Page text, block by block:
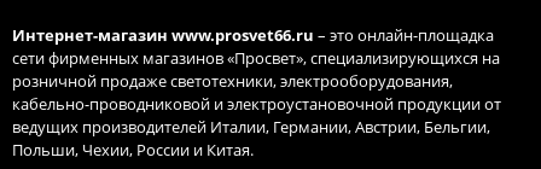
Интернет-магазин www.prosvet66.ru – это онлайн-площадка
сети фирменных магазинов «Просвет», специализирующихся на
розничной продаже светотехники, электрооборудования,
кабельно-проводниковой и электроустановочной продукции от
ведущих производителей Италии, Германии, Австрии, Бельгии,
Польши, Чехии, России и Китая.